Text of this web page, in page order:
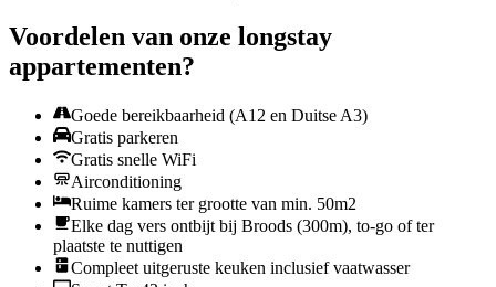
Voordelen van onze longstay
appartementen?
Goede bereikbaarheid (A12 en Duitse A3)
Gratis parkeren
Gratis snelle WiFi
Airconditioning
Ruime kamers ter grootte van min. 50m2
Elke dag vers ontbijt bij Broods (300m), to-go of ter
plaatste te nuttigen
Compleet uitgeruste keuken inclusief vaatwasser